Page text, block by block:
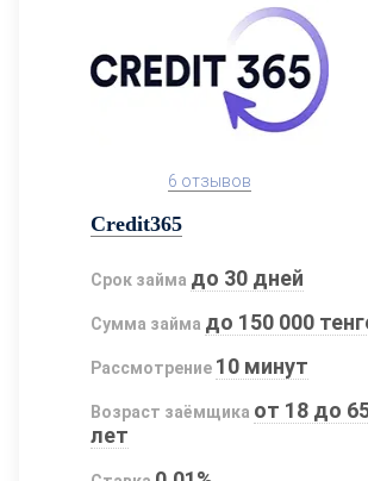
6 отзывов
Credit365
Срок займа до 30 дней
Сумма займа до 150 000
Рассмотрение 10 минут
Возраст заёмщика от 18 до
лет